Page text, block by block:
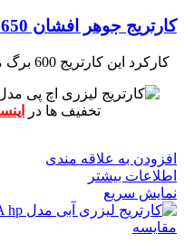
کارتریج جوهر افشان hp 650 رنگی اورجینال
کارکرد این کارتریج 600 برگ می باشد
تخفیف ها در
افزودن به علاقه مندی
اطلاعات بیشتر
نمایش سریع
مقايسه